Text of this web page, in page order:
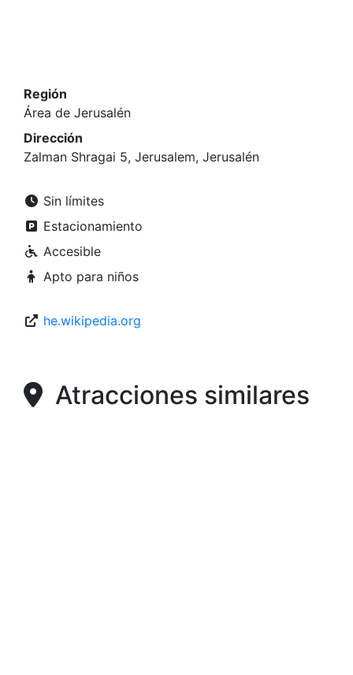
Región
Área de Jerusalén
Dirección
Zalman Shragai 5, Jerusalem, Jerusalén
Sin límites
Estacionamiento
Accesible
Apto para niños
he.wikipedia.org
Atracciones similares